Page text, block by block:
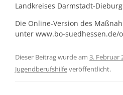
Landkreises Darmstadt-Dieburg
Die Online-Version des
unter www.bo-
Dieser Beitrag wurde am 3. Februar
Jugendberufshilfeveröffentlicht.